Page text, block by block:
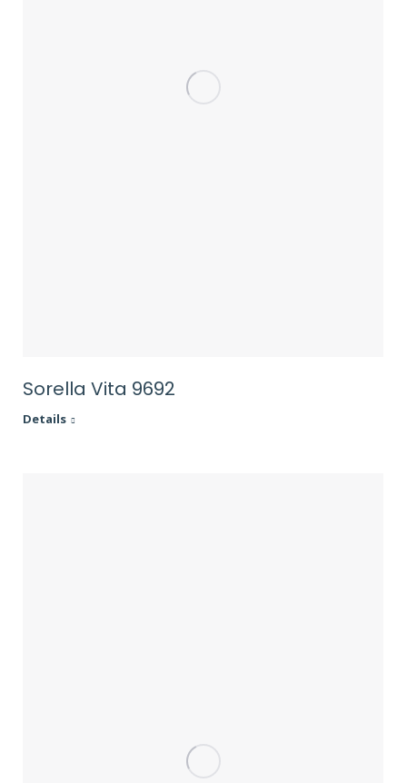
Sorella Vita 9692
Details